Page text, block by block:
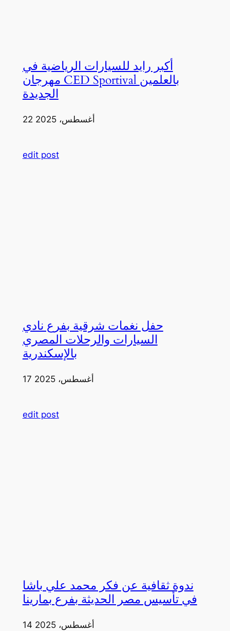
أكبر رايد للسيارات الرياضية في
مهرجان CED Sportival بالعلمين
الجديدة
22 أغسطس، 2025
edit post
حفل نغمات شرقية بفرع نادي
السيارات والرحلات المصري
بالإسكندرية
17 أغسطس، 2025
edit post
ندوة ثقافية عن فكر محمد علي باشا
في تأسيس مصر الحديثة بفرع بمارينا
14 أغسطس، 2025